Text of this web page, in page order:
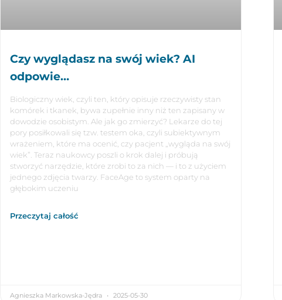
Czy wyglądasz na swój wiek? AI
odpowie…
Biologiczny wiek, czyli ten, który opisuje rzeczywisty stan
komórek i tkanek, bywa zupełnie inny niż ten zapisany w
dowodzie osobistym. Ale jak go zmierzyć? Lekarze do tej
pory posiłkowali się tzw. testem oka, czyli subiektywnym
wrażeniem, które ma ocenić, czy pacjent „wygląda na swój
wiek”. Teraz naukowcy poszli o krok dalej i próbują
stworzyć narzędzie, które zrobi to za nich — i to z użyciem
jednego zdjęcia twarzy. FaceAge to system oparty na
głębokim uczeniu
Przeczytaj całość
Agnieszka Markowska-Jędra 2025-05-30